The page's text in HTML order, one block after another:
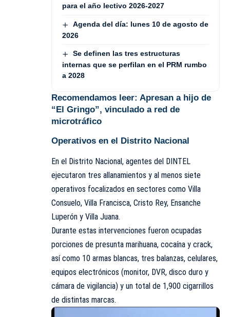
para el año lectivo 2026-2027
Agenda del día: lunes 10 de agosto de
2026
Se definen las tres estructuras
internas que se perfilan en el PRM rumbo
a 2028
Recomendamos leer: Apresan a hijo de
“El Gringo”, vinculado a red de
microtráfico
Operativos en el Distrito Nacional
En el Distrito Nacional, agentes del DINTEL
ejecutaron tres allanamientos y al menos siete
operativos focalizados en sectores como Villa
Consuelo, Villa Francisca, Cristo Rey, Ensanche
Luperón y Villa Juana.
Durante estas intervenciones fueron ocupadas
porciones de presunta marihuana, cocaína y crack,
así como 10 armas blancas, tres balanzas, celulares,
equipos electrónicos (monitor, DVR, disco duro y
cámara de vigilancia) y un total de 1,900 cigarrillos
de distintas marcas.